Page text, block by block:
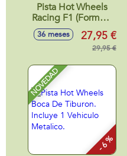
Pista Hot Wheels
Racing F1 (Formula
uno) Reto De La
Parrilla De Salida.
Incluye 2 Vehiculos.
36 meses 27,95 €
29,95 €
NOVEDAD
- 6 %